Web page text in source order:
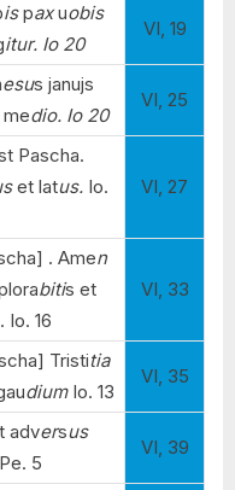
ispaxuobis
itur. Io 20
VI, 19
esus janujs
medio. Io 20
VI, 25
Pascha.
et latus.Io.
VI, 27
. Amen
bitis et
Io. 16
VI, 33
Tristitia
diumIo. 13
VI, 35
t adversus
5
VI, 39